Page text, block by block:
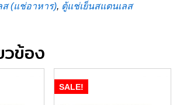
ส (แช่อาหาร), ตู้แช่เย็นสแตนเลส
ข้อง
SALE!